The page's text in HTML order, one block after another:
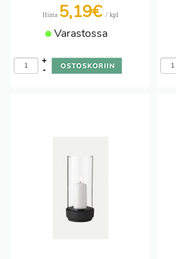
Hinta 5,19€ / kpl
Varastossa
-
+